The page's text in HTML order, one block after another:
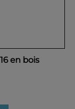
en bois